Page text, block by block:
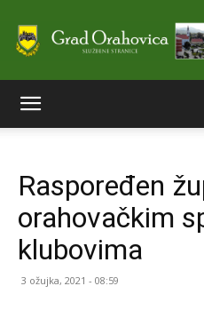
Raspoređen
orahovačkim
klubovima
3 ožujka, 2021 - 08:59